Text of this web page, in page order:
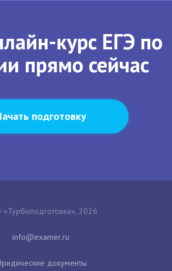
курс ЕГЭ по
прямо сейчас
подготовку
2026
документы